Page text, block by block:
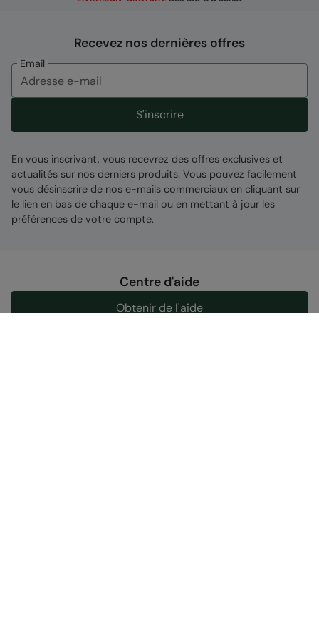
Recevez nos dernières offres
Email
S'inscrire
En vous inscrivant, vous recevrez des offres exclusives et
actualités sur nos derniers produits. Vous pouvez facilement
vous désinscrire de nos e-mails commerciaux en cliquant sur
le lien en bas de chaque e-mail ou en mettant à jour les
préférences de votre compte.
Centre d'aide
Obtenir de l'aide